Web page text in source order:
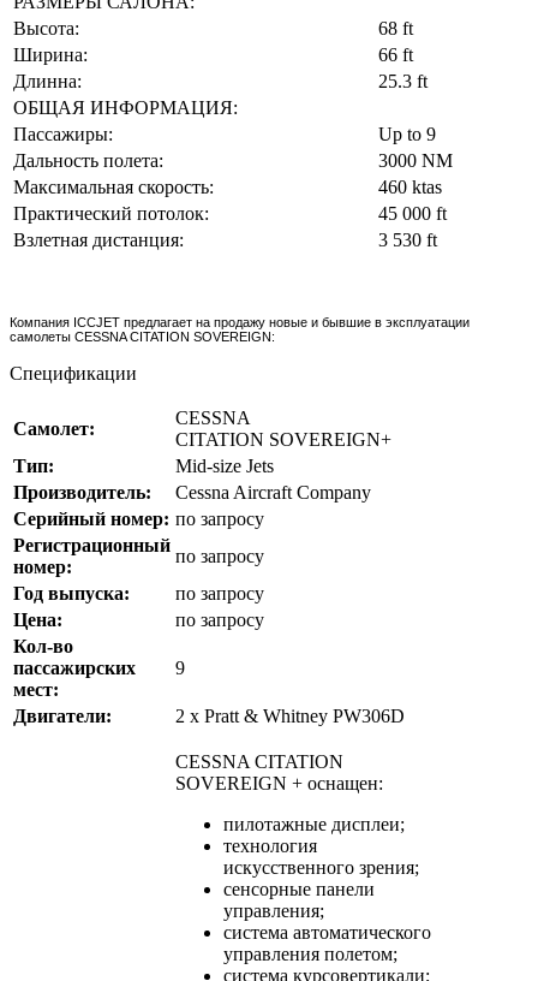
Высота:
68 ft
Ширина:
66 ft
Длинна:
25.3 ft
ОБЩАЯ ИНФОРМАЦИЯ:
Пассажиры:
Up to 9
Дальность полета:
3000 NM
Максимальная скорость:
460 ktas
Практический потолок:
45 000 ft
Взлетная дистанция:
3 530 ft
Компания ICCJET предлагает на продажу новые и бывшие в эксплуатации
самолеты CESSNA CITATION SOVEREIGN:
Спецификации
Самолет:
CESSNA
CITATION SOVEREIGN+
Тип:
Mid-size Jets
Производитель:
Cessna Aircraft Company
Серийный номер: по запросу
Регистрационный
номер:
по запросу
Год выпуска:
по запросу
Цена:
по запросу
Кол-во
пассажирских
мест:
9
Двигатели: 2 x Pratt & Whitney PW306D
CESSNA CITATION
SOVEREIGN + оснащен:
пилотажные дисплеи;
технология
искусственного зрения;
сенсорные панели
управления;
система автоматического
управления полетом;
система курсовертикали;